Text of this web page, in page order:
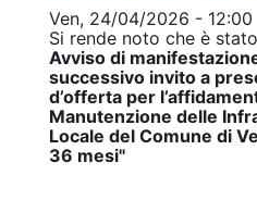
Ven, 24/04/2026 - 12:00
Si rende noto che è
Avviso di
successivo invito a
d’offerta per
Manutenzione delle
Locale del Comune di
36 mesi"